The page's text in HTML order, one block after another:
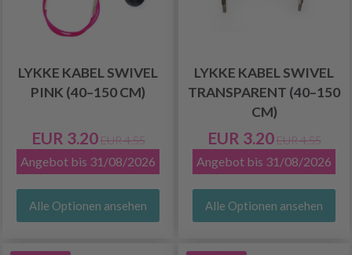
LYKKE KABEL SWIVEL
PINK (40–150 CM)
EUR 3.20 EUR 4.55
Angebot bis 31/08/2026
Alle Optionen ansehen
LYKKE KABEL SWIVEL
TRANSPARENT (40–150
CM)
EUR 3.20 EUR 4.55
Angebot bis 31/08/2026
Alle Optionen ansehen